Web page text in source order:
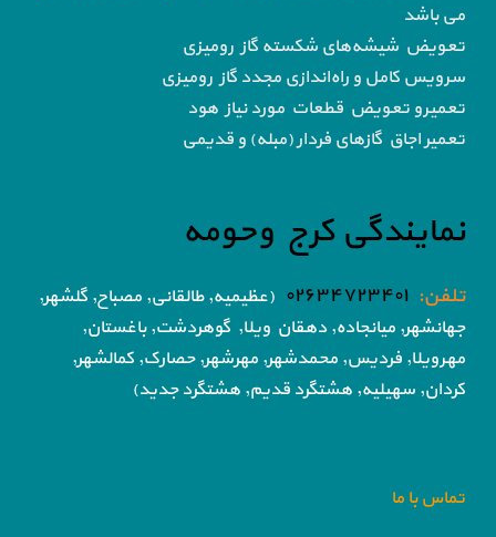
می باشد
تعویض شیشه‌های شکسته گاز رومیزی
سرویس کامل و راه‌اندازی مجدد گاز رومیزی
تعمیرو تعویض قطعات مورد نیاز هود
تعمیر اجاق گاز‌های فردار (مبله) و قدیمی
نمایندگی کرج وحومه
تلفن: ۰۲۶۳۴۷۲۳۴۰۱
(عظیمیه, طالقانی, مصباح, گلشهر,
جهانشهر, میانجاده, دهقان ویلا, گوهردشت, باغستان,
مهرویلا, فردیس, محمدشهر, مهرشهر, حصارک, کمالشهر,
کردان, سهیلیه, هشتگرد قدیم, هشتگرد جدید)
تماس با ما